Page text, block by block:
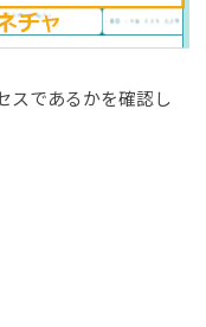
スであるかを確認し